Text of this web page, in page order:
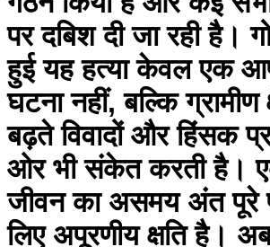
पर दबिश दी जा रही है।
हुई यह हत्या केवल एक
घटना नहीं, बल्कि ग्रामीण
बढ़ते विवादों और हिंसक
ओर भी संकेत करती है।
जीवन का असमय अंत पूरे
लिए अपूरणीय क्षति है।